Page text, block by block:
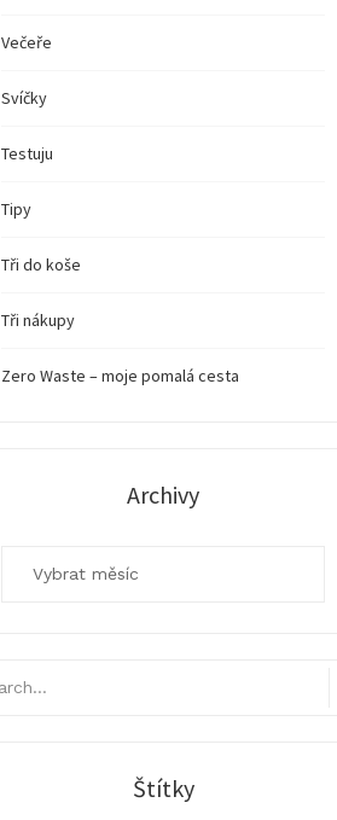
Večeře
Svíčky
Testuju
Tipy
Tři do koše
Tři nákupy
Zero Waste – moje pomalá cesta
Archivy
Štítky